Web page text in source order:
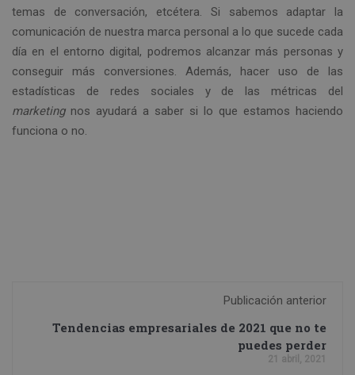
temas de conversación, etcétera. Si sabemos adaptar la
comunicación de nuestra marca personal a lo que sucede cada
día en el entorno digital, podremos alcanzar más personas y
conseguir más conversiones. Además, hacer uso de las
estadísticas de redes sociales y de las métricas del
marketing nos ayudará a saber si lo que estamos haciendo
funciona o no.
Publicación anterior
Tendencias empresariales de 2021 que no te
puedes perder
21 abril, 2021